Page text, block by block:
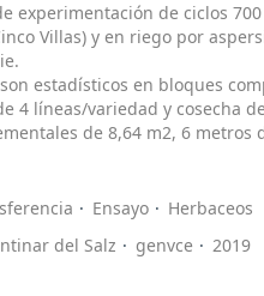
experimentación de ciclos 700
Villas) y en riego por
estadísticos en bloques
4 líneas/variedad y cosecha
de 8,64 m2, 6 metros
Ensayo
Herbaceos
del Salz genvce 2019